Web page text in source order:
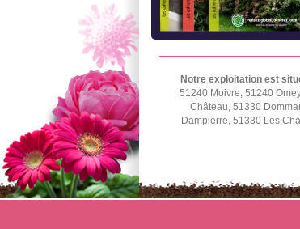
Notre exploitation est
51240 Moivre, 51240
Château, 51330
Dampierre, 51330 Les